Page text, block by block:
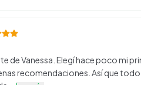
de Vanessa. Elegí hace poco mi
recomendaciones. Así que